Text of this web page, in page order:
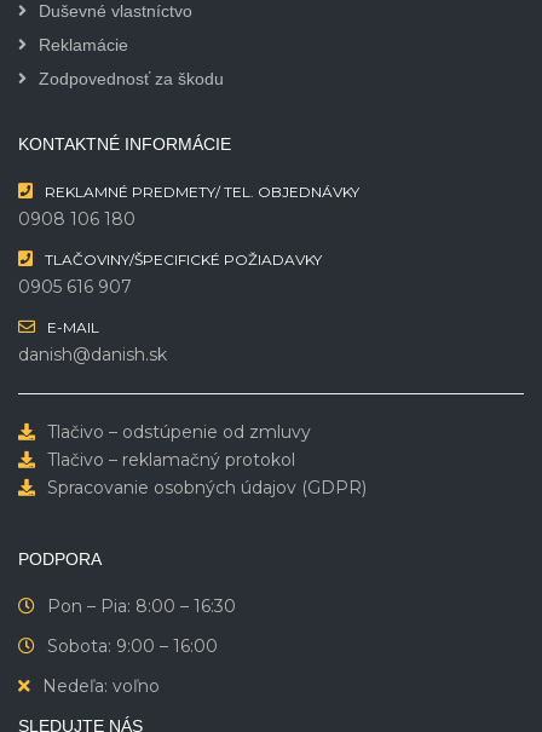
Duševné vlastníctvo
Reklamácie
Zodpovednosť za škodu
KONTAKTNÉ INFORMÁCIE
REKLAMNÉ PREDMETY/ TEL. OBJEDNÁVKY
0908 106 180
TLAČOVINY/ŠPECIFICKÉ POŽIADAVKY
0905 616 907
E-MAIL
danish@danish.sk
Tlačivo – odstúpenie od zmluvy
Tlačivo – reklamačný protokol
Spracovanie osobných údajov (GDPR)
PODPORA
Pon – Pia: 8:00 – 16:30
Sobota: 9:00 – 16:00
Nedeľa: voľno
SLEDUJTE NÁS